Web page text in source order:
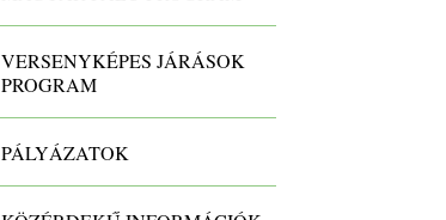
VERSENYKÉPES JÁRÁSOK
PROGRAM
PÁLYÁZATOK